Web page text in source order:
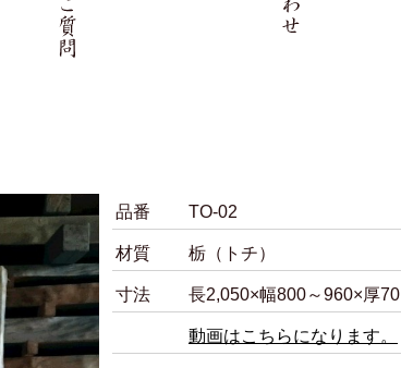
品番 TO-02
材質 栃（トチ）
寸法 長2,050×幅800～960×厚70
動画はこちらになります。